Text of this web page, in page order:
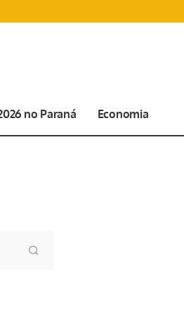
no Paraná Economia